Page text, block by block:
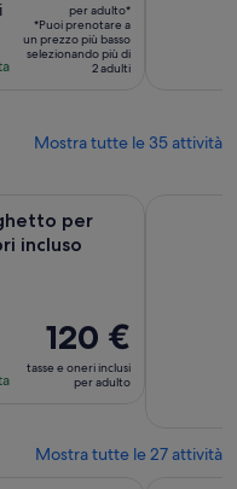
39 €
per
per adulto*
*Puoi prenotare a
un prezzo più basso
selezionando più di
2 adulti
Mostra tutte le 35 attività
per
incluso
Il
prezzo
è
adulto
120 €
tasse e oneri inclusi
per adulto
Mostra tutte le 27 attività